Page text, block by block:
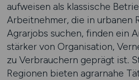
aufweisen als klassische
Arbeitnehmer, die in urbanen
Agrarjobs suchen, finden ein
stärker von Organisation,
zu Verbrauchern geprägt ist.
Regionen bieten agrarnahe